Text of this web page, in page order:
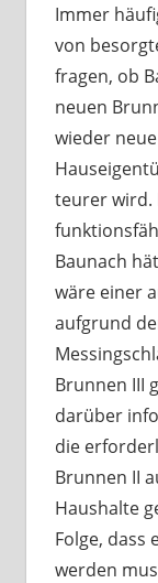
Immer
von
fragen, ob
neuen
wieder
teurer wird.
Baunach
wäre einer
aufgrund
Brunnen III
darüber
die
Brunnen II
Haushalte
Folge, dass
werden